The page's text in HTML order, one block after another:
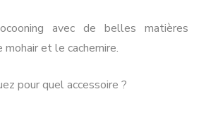
avec de belles matières
mohair et le cachemire.
pour quel accessoire ?